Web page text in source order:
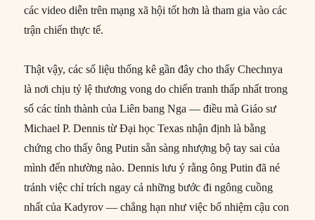
các video diễn trên mạng xã hội tốt hơn là tham gia vào các
trận chiến thực tế.
Thật vậy, các số liệu thống kê gần đây cho thấy Chechnya
là nơi chịu tỷ lệ thương vong do chiến tranh thấp nhất trong
số các tỉnh thành của Liên bang Nga — điều mà Giáo sư
Michael P. Dennis từ Đại học Texas nhận định là bằng
chứng cho thấy ông Putin sẵn sàng nhượng bộ tay sai của
mình đến nhường nào. Dennis lưu ý rằng ông Putin đã né
tránh việc chỉ trích ngay cả những bước đi ngông cuồng
nhất của Kadyrov — chẳng hạn như việc bổ nhiệm cậu con